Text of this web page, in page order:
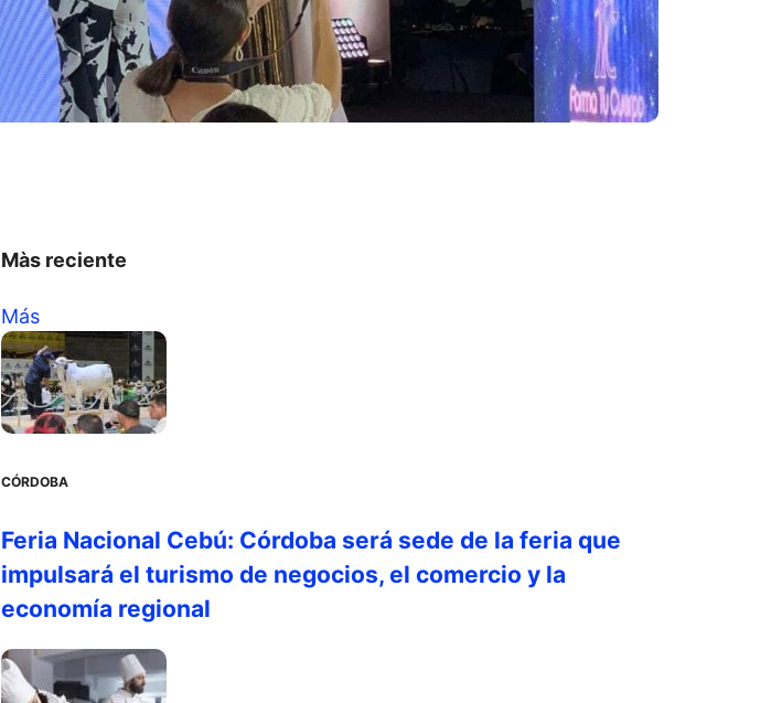
Màs reciente
Más
CÓRDOBA
Feria Nacional Cebú: Córdoba será sede de la feria que
impulsará el turismo de negocios, el comercio y la
economía regional